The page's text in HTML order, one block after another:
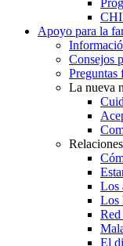
Apoyo para la
Consejos
Preguntas
La nueva
Los
Los
Red
El